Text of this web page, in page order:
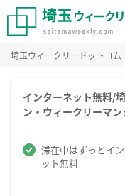
埼玉ウィークリードットコム
インターネット無料/
ン・ウィークリーマ
滞在中はずっとイ
ット無料